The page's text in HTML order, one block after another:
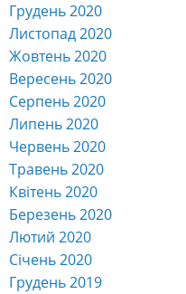
Грудень 2020
Листопад 2020
Жовтень 2020
Вересень 2020
Серпень 2020
Липень 2020
Червень 2020
Травень 2020
Квітень 2020
Березень 2020
Лютий 2020
Січень 2020
Грудень 2019